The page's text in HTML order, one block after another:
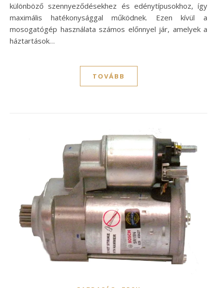
különböző szennyeződésekhez és edénytípusokhoz, így
maximális hatékonysággal működnek. Ezen kívül a
mosogatógép használata számos előnnyel jár, amelyek a
háztartások…
TOVÁBB